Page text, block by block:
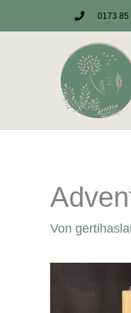
Inhalt
0173 85
Von